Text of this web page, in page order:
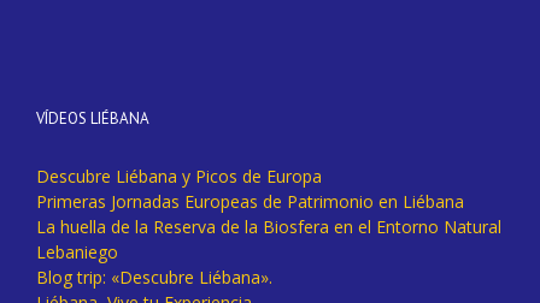
VÍDEOS LIÉBANA
Descubre Liébana y Picos de Europa
Primeras Jornadas Europeas de Patrimonio en Liébana
La huella de la Reserva de la Biosfera en el Entorno Natural
Lebaniego
Blog trip: «Descubre Liébana».